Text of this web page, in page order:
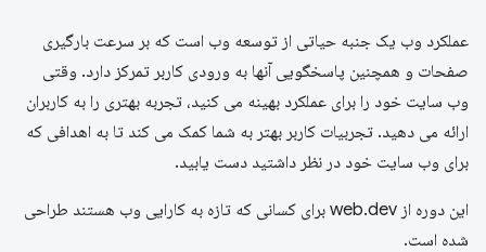
عملکرد وب یک جنبه حیاتی از توسعه وب است که بر سرعت بارگیری
صفحات و همچنین پاسخگویی آنها به ورودی کاربر تمرکز دارد. وقتی
وب سایت خود را برای عملکرد بهینه می کنید، تجربه بهتری را به کاربران
ارائه می دهید. تجربیات کاربر بهتر به شما کمک می کند تا به اهدافی که
برای وب سایت خود در نظر داشتید دست یابید.
این دوره از web.dev برای کسانی که تازه به کارایی وب هستند طراحی
شده است.